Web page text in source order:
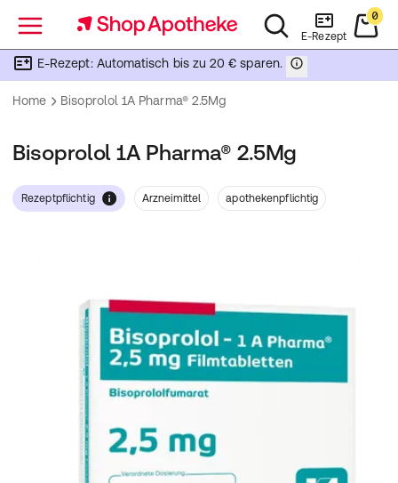
Menü E-Rezept
0
E-Rezept: Automatisch bis zu 20 € sparen.
Home Bisoprolol 1A Pharma® 2.5Mg
Bisoprolol 1A Pharma® 2.5Mg
Rezeptpflichtig Arzneimittel apothekenpflichtig